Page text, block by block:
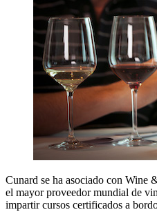
Cunard se ha asociado con
el mayor proveedor mundial de
impartir cursos certificados a